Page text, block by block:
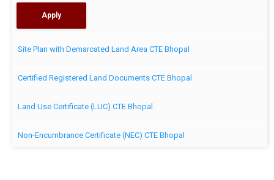
Site Plan with Demarcated Land Area CTE Bhopal
Certified Registered Land Documents CTE Bhopal
Land Use Certificate (LUC) CTE Bhopal
Non-Encumbrance Certificate (NEC) CTE Bhopal